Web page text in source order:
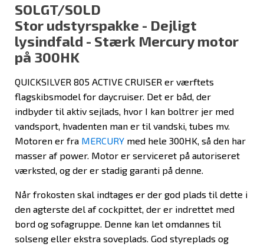
SOLGT/SOLD
Stor udstyrspakke - Dejligt
lysindfald - Stærk Mercury motor
på 300HK
QUICKSILVER 805 ACTIVE CRUISER er værftets
flagskibsmodel for daycruiser. Det er båd, der
indbyder til aktiv sejlads, hvor I kan boltrer jer med
vandsport, hvadenten man er til vandski, tubes mv.
Motoren er fra MERCURY med hele 300HK, så den har
masser af power. Motor er serviceret på autoriseret
værksted, og der er stadig garanti på denne.
Når frokosten skal indtages er der god plads til dette i
den agterste del af cockpittet, der er indrettet med
bord og sofagruppe. Denne kan let omdannes til
solseng eller ekstra soveplads. God styreplads og